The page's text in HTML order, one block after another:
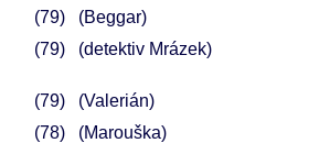
79
(Beggar)
79
(detektiv Mrázek)
79
(Valerián)
78
(Marouška)